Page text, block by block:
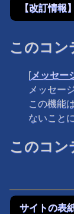
【改訂情報
このコン
[メッセー
メッセー
この機能
ないこと
このコン
サイトの表